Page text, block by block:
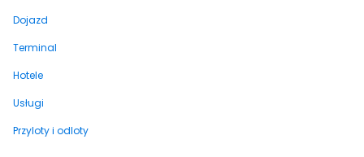
Dojazd
Terminal
Hotele
Usługi
Przyloty i odloty